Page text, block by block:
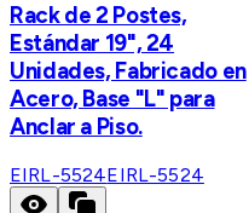
Rack de 2 Postes,
Estándar 19", 24
Unidades, Fabricado en
Acero, Base "L" para
Anclar a Piso.
EIRL-5524EIRL-5524